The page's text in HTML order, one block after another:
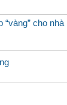
cho nhà